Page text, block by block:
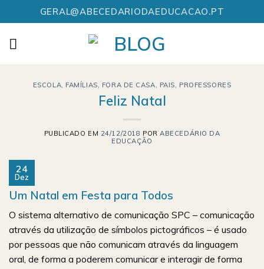
to
content
GERAL@ABECEDARIODAEDUCACAO.PT
ESCOLA,FAMÍLIAS, FORA DE CASA, PAIS,PROFESSORES
Feliz Natal
PUBLICADO EM 24/12/2018 PORABECEDÁRIO DA
EDUCAÇÃO
24
Dez
Um Natal em Festa para Todos
O sistema alternativo de comunicação SPC – comunicação
através da utilização de símbolos pictográficos – é usado
por pessoas que não comunicam através da linguagem
oral, de forma a poderem comunicar e interagir de forma